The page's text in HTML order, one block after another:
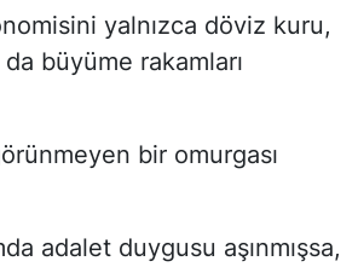
yalnızca döviz kuru,
büyüme rakamları
bir omurgası
adalet duygusu aşınmışsa,